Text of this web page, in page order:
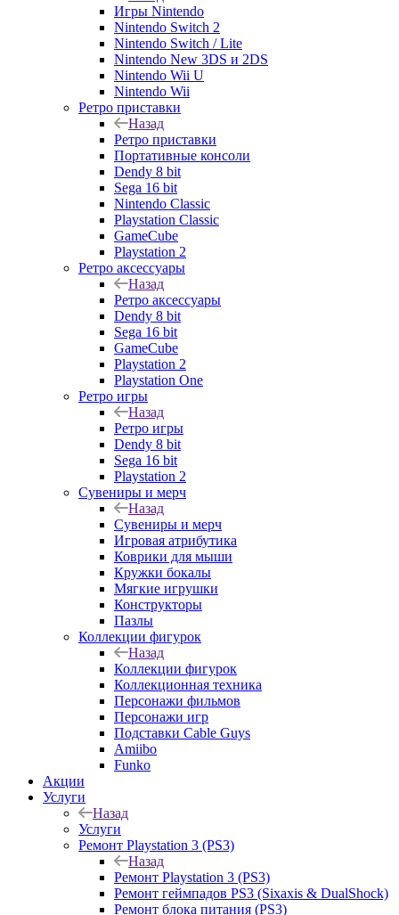
Игры Nintendo
Nintendo Switch 2
Nintendo Switch / Lite
Nintendo New 3DS и 2DS
Nintendo Wii U
Nintendo Wii
Ретро приставки
Назад
Ретро приставки
Портативные консоли
Dendy 8 bit
Sega 16 bit
Nintendo Classic
Playstation Classic
GameCube
Playstation 2
Ретро аксессуары
Назад
Ретро аксессуары
Dendy 8 bit
Sega 16 bit
GameCube
Playstation 2
Playstation One
Ретро игры
Назад
Ретро игры
Dendy 8 bit
Sega 16 bit
Playstation 2
Сувениры и мерч
Назад
Сувениры и мерч
Игровая атрибутика
Коврики для мыши
Кружки бокалы
Мягкие игрушки
Конструкторы
Пазлы
Коллекции фигурок
Назад
Коллекции фигурок
Коллекционная техника
Персонажи фильмов
Персонажи игр
Подставки Cable Guys
Amiibo
Funko
Акции
Услуги
Назад
Услуги
Ремонт Playstation 3 (PS3)
Назад
Ремонт Playstation 3 (PS3)
Ремонт геймпадов PS3 (Sixaxis & DualShock)
Ремонт блока питания (PS3)